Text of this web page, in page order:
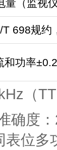
量（监视
698规
功率
（
确度
表位多